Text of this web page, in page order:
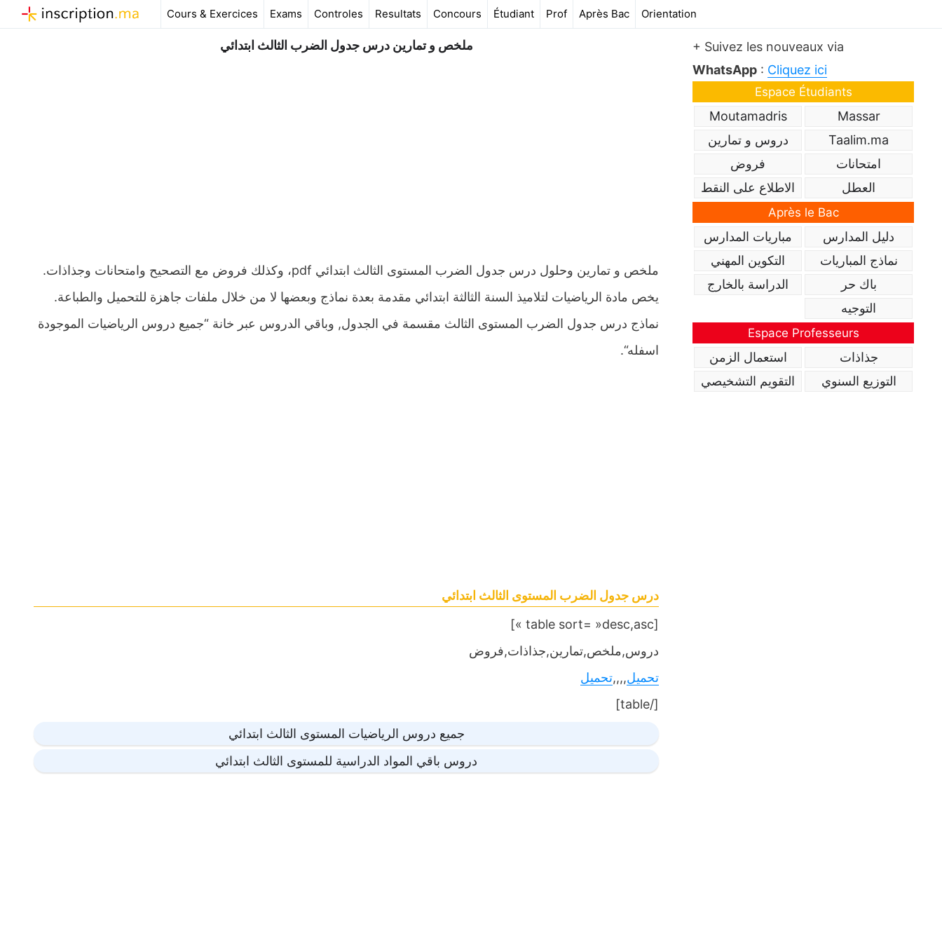
au
Cours & Exercices Exams Controles Resultats Concours Étudiant Prof Après Bac Orientation
ملخص و تمارين درس جدول الضرب الثالث ابتدائي
ملخص و تمارين وحلول درس جدول الضرب المستوى الثالث ابتدائي pdf، وكذلك فروض مع التصحيح وامتحانات وجذاذات.
يخص مادة الرياضيات لتلاميذ السنة الثالثة ابتدائي مقدمة بعدة نماذج وبعضها لا من خلال ملفات جاهزة للتحميل والطباعة.
نماذج درس جدول الضرب المستوى الثالث مقسمة في الجدول, وباقي الدروس عبر خانة “جميع دروس الرياضيات الموجودة
اسفله“.
درس جدول الضرب المستوى الثالث ابتدائي
[table sort= »desc,asc »]
دروس,ملخص,تمارين,جذاذات,فروض
تحميل,,,,تحميل
[/table]
جميع دروس الرياضيات المستوى الثالث ابتدائي
دروس باقي المواد الدراسية للمستوى الثالث ابتدائي
+ Suivez les nouveaux via
WhatsApp : Cliquez ici
Espace Étudiants
Massar
Moutamadris
Taalim.ma
دروس و تمارين
امتحانات
فروض
العطل
الاطلاع على النقط
Après le Bac
دليل المدارس
مباريات المدارس
نماذج المباريات
التكوين المهني
باك حر
الدراسة بالخارج
التوجيه
Espace Professeurs
جذاذات
استعمال الزمن
التوزيع السنوي
التقويم التشخيصي